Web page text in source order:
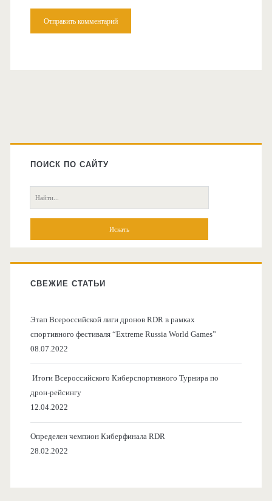
Главная
боковая
колонка
ПОИСК ПО САЙТУ
Поиск:
СВЕЖИЕ СТАТЬИ
Этап Всероссийской лиги дронов RDR в рамках
спортивного фестиваля “Extreme Russia World Games”
08.07.2022
Итоги Всероссийского Киберспортивного Турнира по
дрон-рейсингу
12.04.2022
Определен чемпион Киберфинала RDR
28.02.2022